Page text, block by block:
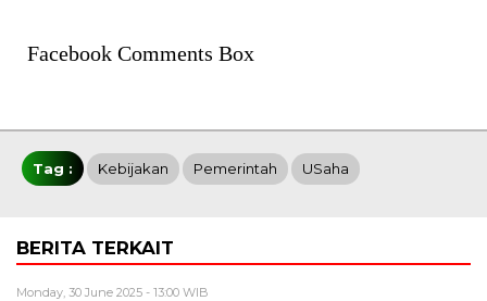
Facebook Comments Box
Tag : Kebijakan Pemerintah USaha
BERITA TERKAIT
Monday, 30 June 2025 - 13:00 WIB